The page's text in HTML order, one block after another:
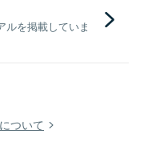
ルを掲載していま
ついて